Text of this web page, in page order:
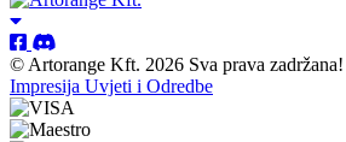
© Artorange Kft. 2026 Sva prava zadržana!
Impresija Uvjeti i Odredbe